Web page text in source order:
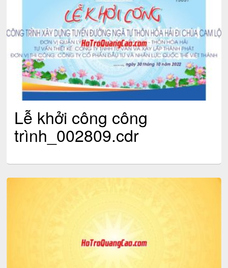
Lễ khởi công công
trình_002809.cdr